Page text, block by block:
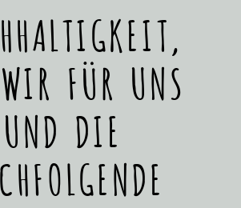
FÜR UNS
UND DIE